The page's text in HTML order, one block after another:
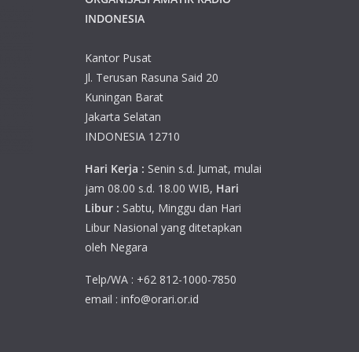
INDONESIA
Kantor Pusat
Jl. Terusan Rasuna Said 20
Kuningan Barat
Jakarta Selatan
INDONESIA 12710
Hari Kerja : Senin s.d. Jumat, mulai
jam 08.00 s.d. 18.00 WIB, Hari
Libur : Sabtu, Minggu dan Hari
Libur Nasional yang ditetapkan
oleh Negara
Telp/WA : +62 812-1000-7850
email : info@orari.or.id